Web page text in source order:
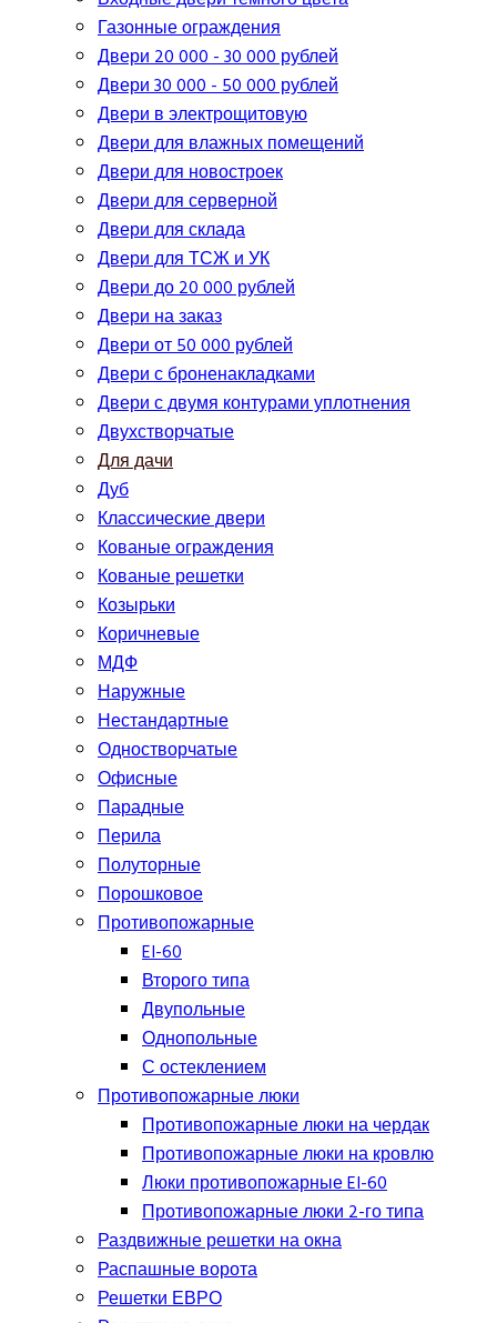
Газонные ограждения
Двери 20 000 - 30 000 рублей
Двери 30 000 - 50 000 рублей
Двери в электрощитовую
Двери для влажных помещений
Двери для новостроек
Двери для серверной
Двери для склада
Двери для ТСЖ и УК
Двери до 20 000 рублей
Двери на заказ
Двери от 50 000 рублей
Двери с броненакладками
Двери с двумя контурами уплотнения
Двухстворчатые
Для дачи
Дуб
Классические двери
Кованые ограждения
Кованые решетки
Козырьки
Коричневые
МДФ
Наружные
Нестандартные
Одностворчатые
Офисные
Парадные
Перила
Полуторные
Порошковое
Противопожарные
EI-60
Второго типа
Двупольные
Однопольные
С остеклением
Противопожарные люки
Противопожарные люки на чердак
Противопожарные люки на кровлю
Люки противопожарные EI-60
Противопожарные люки 2-го типа
Раздвижные решетки на окна
Распашные ворота
Решетки ЕВРО